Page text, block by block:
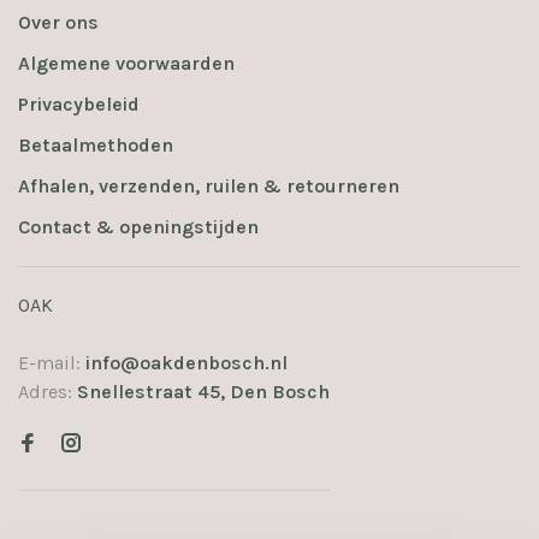
Over ons
Algemene voorwaarden
Privacybeleid
Betaalmethoden
Afhalen, verzenden, ruilen & retourneren
Contact & openingstijden
OAK
E-mail: info@oakdenbosch.nl
Adres: Snellestraat 45, Den Bosch